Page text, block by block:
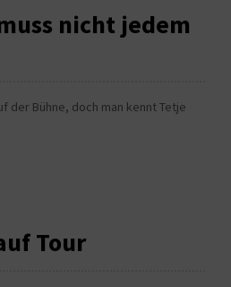
nicht jedem
der Bühne, doch man kennt Tetje
Tour